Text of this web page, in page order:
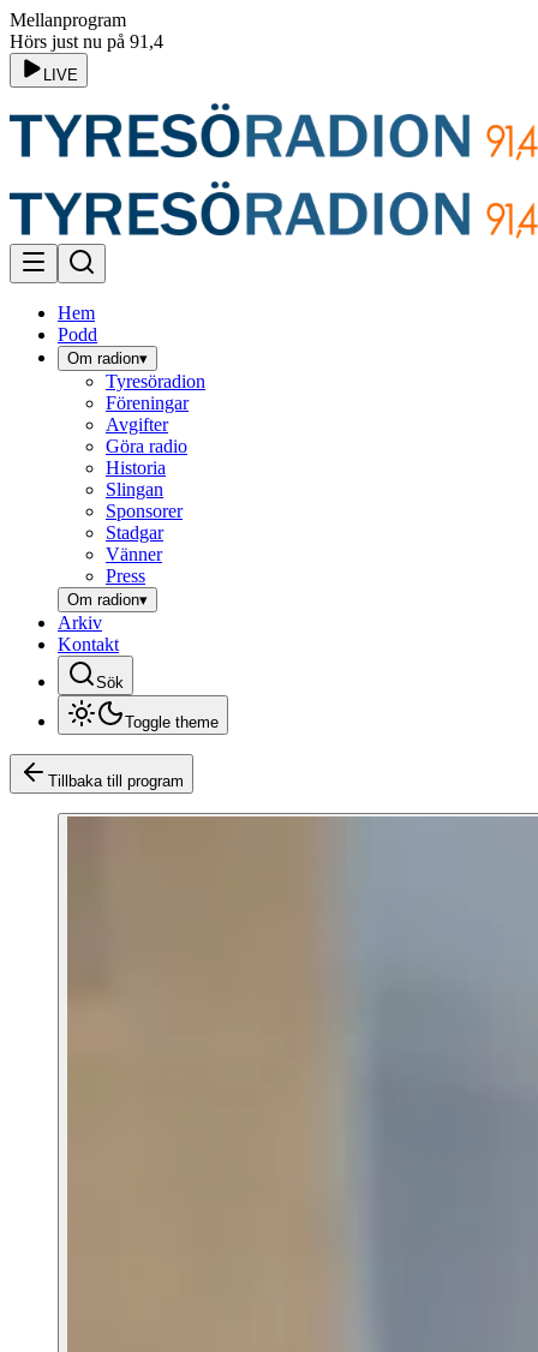
Mellanprogram
Hörs just nu på 91,4
LIVE
Hem
Podd
Om radion▾
Tyresöradion
Föreningar
Avgifter
Göra radio
Historia
Slingan
Sponsorer
Stadgar
Vänner
Press
Om radion▾
Arkiv
Kontakt
Sök
Toggle theme
Tillbaka till program